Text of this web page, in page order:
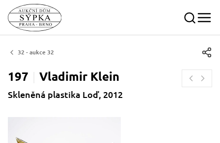
32 - aukce 32
197 Vladimir Klein
Skleněná plastika Loď, 2012